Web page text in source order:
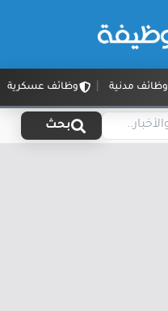
وظائف مدنية وظائف عسكرية
بحث